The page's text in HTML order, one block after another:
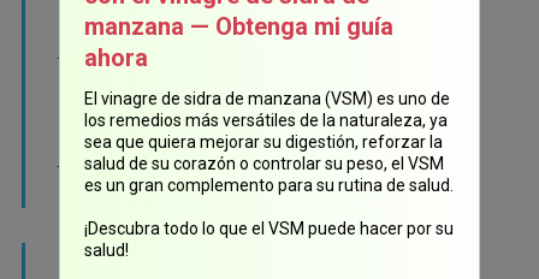
superan los requerimientos nutricionales
para las poblaciones que residen a menos de
desembarques actuales podría ser
particularmente impactante para los niños
menores de 5 años.
Nuestros análisis sugieren que las estrategias
manzana — Obtenga mi guía
ahora
El vinagre de sidra de manzana (VSM) es uno de
los remedios más versátiles de la naturaleza, ya
sea que quiera mejorar su digestión, reforzar la
salud de su corazón o controlar su peso, el VSM
es un gran complemento para su rutina de salud.
¡Descubra todo lo que el VSM puede hacer por su
salud!